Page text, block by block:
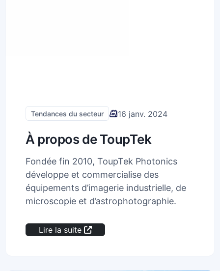
Tendances du secteur 16 janv. 2024
À propos de ToupTek
Fondée fin 2010, ToupTek Photonics
développe et commercialise des
équipements d’imagerie industrielle, de
microscopie et d’astrophotographie.
Lire la suite